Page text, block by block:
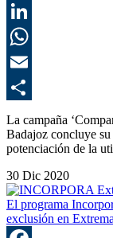
La campaña
Badajoz concluye
potenciación de la
30 Dic 2020
El programa
exclusión en